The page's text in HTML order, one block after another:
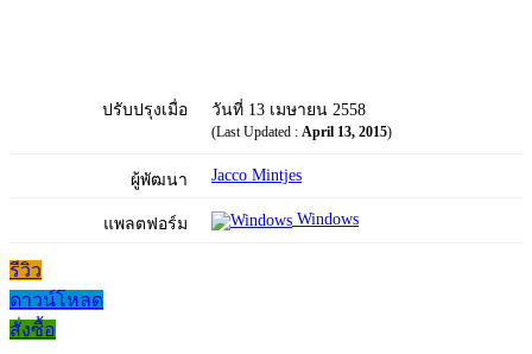
ปรับปรุงเมื่อ วันที่ 13 เมษายน 2558
(Last Updated : April 13, 2015)
ผู้พัฒนา Jacco Mintjes
แพลตฟอร์ม Windows
รีวิว
ดาวน์โหลด
สั่งซื้อ